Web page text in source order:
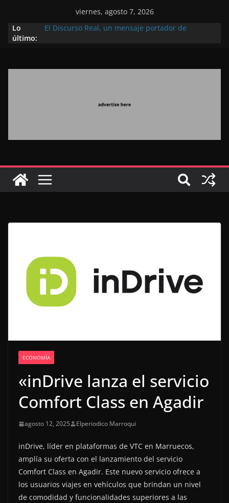
viernes, agosto 7, 2026
Lo
último:
El Discurso Real, un mensaje portador de
Extranjero: al servicio de los grandes proyectos de
Marruecos gracias a una visión estratégica
destinada a consolidar la posición de Marruecos
en una economía mundial competitiva (politólogo
marroquí-estadounidense)
ECONOMÍA
«inDrive lanza el servicio
Comfort Class en Agadir
agosto 12, 2025 Elperiodico Marroqui
inDrive, líder en plataformas de VTC en Marruecos,
amplía su oferta con el lanzamiento del servicio
Comfort Class en Agadir. Este nuevo servicio ofrece a
los usuarios viajes en vehículos que brindan un nivel
de comodidad y funcionalidades superiores a las